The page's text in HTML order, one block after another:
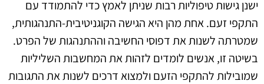
ישנן גישות טיפוליות רבות שניתן לאמץ כדי להתמודד עם
התקפי זעם. אחת מהן היא הגישה הקוגניטיבית-התנהגותית,
שמטרתה לשנות את דפוסי החשיבה וההתנהגות של הפרט.
בשיטה זו, אנשים לומדים לזהות את המחשבות השליליות
שמובילות להתקפי הזעם ולמצוא דרכים לשנות את התגובות